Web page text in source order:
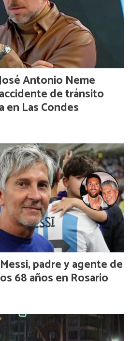
Antonio Neme
de tránsito
Las Condes
padre y agente de
68 años en Rosario